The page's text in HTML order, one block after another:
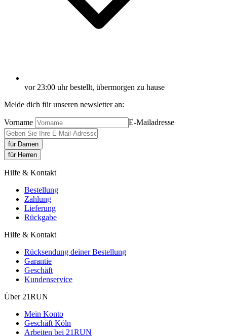
vor 23:00 uhr bestellt, übermorgen zu hause
Melde dich für unseren newsletter an:
Vorname E-Mailadresse
für Damen
für Herren
Hilfe & Kontakt
Bestellung
Zahlung
Lieferung
Rückgabe
Hilfe & Kontakt
Rücksendung deiner Bestellung
Garantie
Geschäft
Kundenservice
Über 21RUN
Mein Konto
Geschäft Köln
Arbeiten bei 21RUN